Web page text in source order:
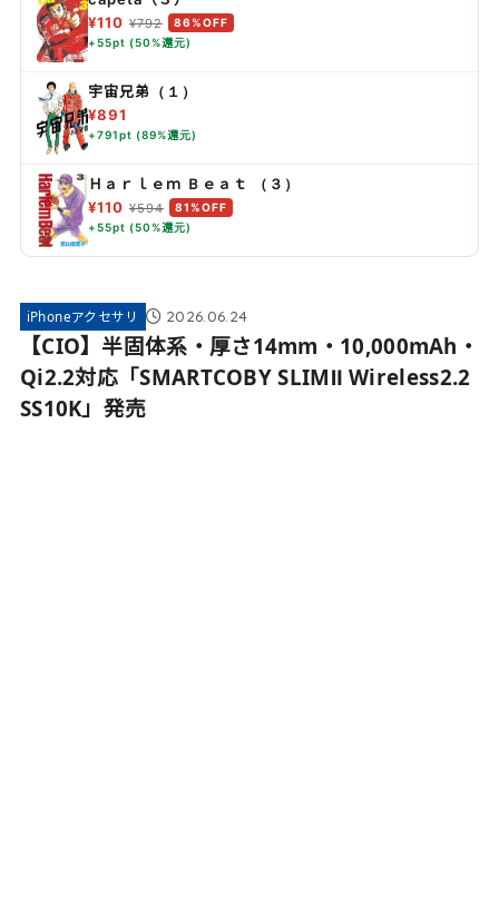
¥110 ¥792
86%OFF
+55pt (50%還元)
宇宙兄弟（１）
¥891
+791pt (89%還元)
Ｈａｒｌｅｍ Ｂｅａｔ （３）
¥110 ¥594
81%OFF
+55pt (50%還元)
iPhoneアクセサリ 2026.06.24
【CIO】半固体系・厚さ14mm・10,000mAh・
Qi2.2対応「SMARTCOBY SLIMⅡ Wireless2.2
SS10K」発売